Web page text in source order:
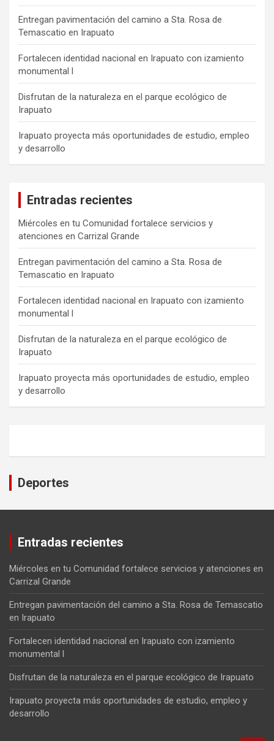
Entregan pavimentación del camino a Sta. Rosa de
Temascatio en Irapuato
Fortalecen identidad nacional en Irapuato con izamiento
monumental l
Disfrutan de la naturaleza en el parque ecológico de
Irapuato
Irapuato proyecta más oportunidades de estudio, empleo
y desarrollo
Entradas recientes
Miércoles en tu Comunidad fortalece servicios y
atenciones en Carrizal Grande
Entregan pavimentación del camino a Sta. Rosa de
Temascatio en Irapuato
Fortalecen identidad nacional en Irapuato con izamiento
monumental l
Disfrutan de la naturaleza en el parque ecológico de
Irapuato
Irapuato proyecta más oportunidades de estudio, empleo
y desarrollo
Deportes
Entradas recientes
Miércoles en tu Comunidad fortalece servicios y atenciones en
Carrizal Grande
Entregan pavimentación del camino a Sta. Rosa de Temascatio
en Irapuato
Fortalecen identidad nacional en Irapuato con izamiento
monumental l
Disfrutan de la naturaleza en el parque ecológico de Irapuato
Irapuato proyecta más oportunidades de estudio, empleo y
desarrollo